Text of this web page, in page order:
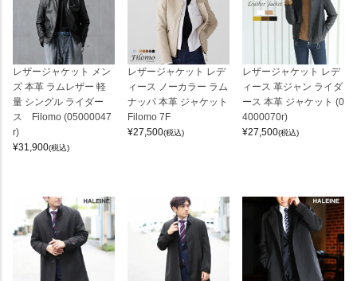
レザージャケット メン
ズ 本革 ラムレザー 軽
量 シングル ライダー
ス Filomo (05000047
r)
¥31,900(税込)
レザージャケット レデ
ィース ノーカラー ラム
ナッパ 本革 ジャケット
Filomo 7F
¥27,500(税込)
レザージャケット レデ
ィース 革ジャン ライダ
ース 本革 ジャケット (0
4000070r)
¥27,500(税込)